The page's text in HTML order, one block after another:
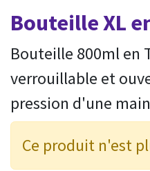
Bouteille XL
Bouteille 800ml en
verrouillable et
pression d'une
Ce produit n'est